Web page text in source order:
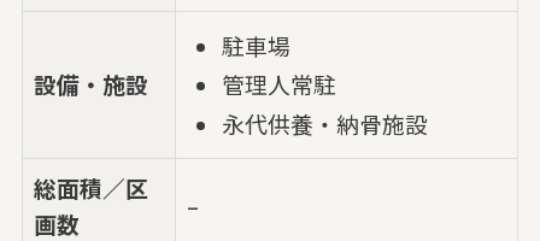
設備・施設
駐車場
管理人常駐
永代供養・納骨施設
総面積／区
画数
–